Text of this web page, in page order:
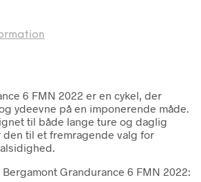
6 FMN 2022 er en cykel, der
ydeevne på en imponerende måde.
til både lange ture og daglig
til et fremragende valg for
Grandurance 6 FMN 2022: